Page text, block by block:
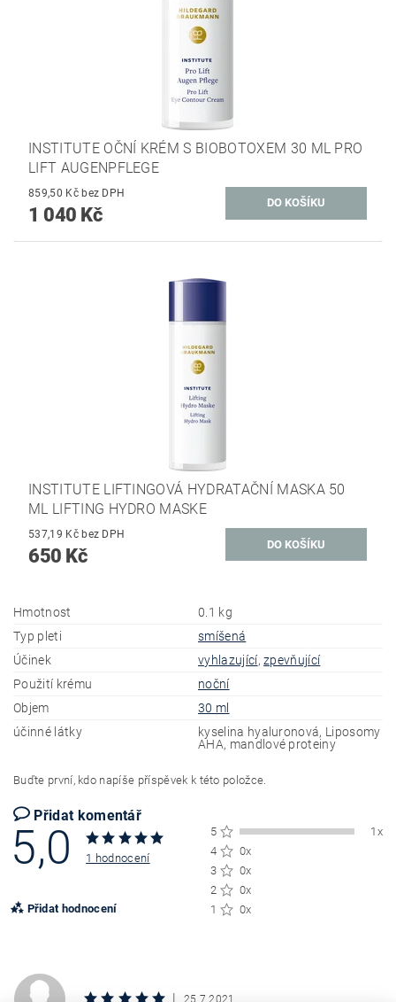
INSTITUTE OČNÍ KRÉM S BIOBOTOXEM 30 ML PRO
LIFT AUGENPFLEGE
859,50 Kč bez DPH
1 040 Kč
INSTITUTE LIFTINGOVÁ HYDRATAČNÍ MASKA 50
ML LIFTING HYDRO MASKE
537,19 Kč bez DPH
650 Kč
Hmotnost
0.1 kg
Typ pleti
smíšená
Účinek
vyhlazující,zpevňující
Použití krému
noční
Objem
30 ml
účinné látky
kyselina hyaluronová, Liposomy
AHA, mandlové proteiny
Buďte první, kdo napíše příspěvek k této položce.
Přidat komentář
5,0 1 hodnocení
Přidat hodnocení
5
1x
4
0x
3
0x
2
0x
1
0x
25.7.2021